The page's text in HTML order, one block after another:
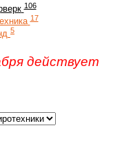
106
17
5
действует